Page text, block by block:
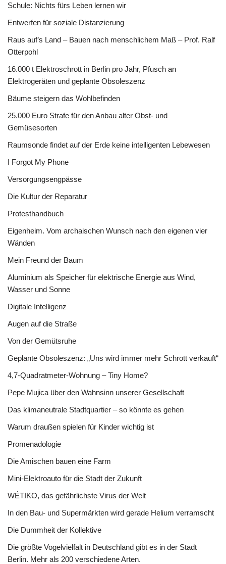
Schule: Nichts fürs Leben lernen wir
Entwerfen für soziale Distanzierung
Raus auf’s Land – Bauen nach menschlichem Maß – Prof. Ralf
Otterpohl
16.000 t Elektroschrott in Berlin pro Jahr, Pfusch an
Elektrogeräten und geplante Obsoleszenz
Bäume steigern das Wohlbefinden
25.000 Euro Strafe für den Anbau alter Obst- und
Gemüsesorten
Raumsonde findet auf der Erde keine intelligenten Lebewesen
I Forgot My Phone
Versorgungsengpässe
Die Kultur der Reparatur
Protesthandbuch
Eigenheim. Vom archaischen Wunsch nach den eigenen vier
Wänden
Mein Freund der Baum
Aluminium als Speicher für elektrische Energie aus Wind,
Wasser und Sonne
Digitale Intelligenz
Augen auf die Straße
Von der Gemütsruhe
Geplante Obsoleszenz: „Uns wird immer mehr Schrott verkauft“
4,7-Quadratmeter-Wohnung – Tiny Home?
Pepe Mujica über den Wahnsinn unserer Gesellschaft
Das klimaneutrale Stadtquartier – so könnte es gehen
Warum draußen spielen für Kinder wichtig ist
Promenadologie
Die Amischen bauen eine Farm
Mini-Elektroauto für die Stadt der Zukunft
WÉTIKO, das gefährlichste Virus der Welt
In den Bau- und Supermärkten wird gerade Helium verramscht
Die Dummheit der Kollektive
Die größte Vogelvielfalt in Deutschland gibt es in der Stadt
Berlin. Mehr als 200 verschiedene Arten.